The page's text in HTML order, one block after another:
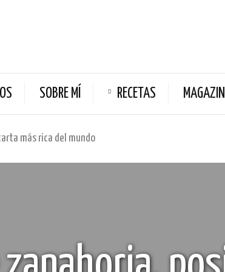
SOBRE MÍ RECETAS
más rica del mundo